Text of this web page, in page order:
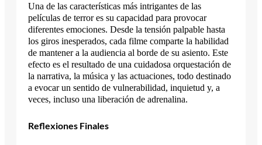
Una de las características más intrigantes de las
películas de terror es su capacidad para provocar
diferentes emociones. Desde la tensión palpable hasta
los giros inesperados, cada filme comparte la habilidad
de mantener a la audiencia al borde de su asiento. Este
efecto es el resultado de una cuidadosa orquestación de
la narrativa, la música y las actuaciones, todo destinado
a evocar un sentido de vulnerabilidad, inquietud y, a
veces, incluso una liberación de adrenalina.
Reflexiones Finales